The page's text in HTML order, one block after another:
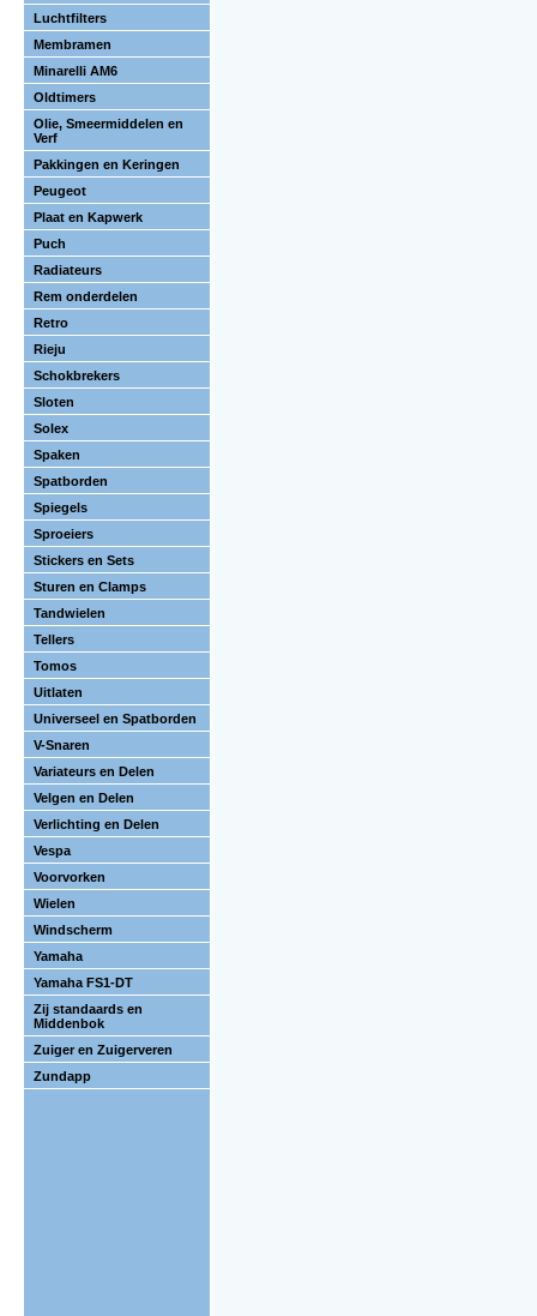
Luchtfilters
Membramen
Minarelli AM6
Oldtimers
Olie, Smeermiddelen en
Verf
Pakkingen en Keringen
Peugeot
Plaat en Kapwerk
Puch
Radiateurs
Rem onderdelen
Retro
Rieju
Schokbrekers
Sloten
Solex
Spaken
Spatborden
Spiegels
Sproeiers
Stickers en Sets
Sturen en Clamps
Tandwielen
Tellers
Tomos
Uitlaten
Universeel en Spatborden
V-Snaren
Variateurs en Delen
Velgen en Delen
Verlichting en Delen
Vespa
Voorvorken
Wielen
Windscherm
Yamaha
Yamaha FS1-DT
Zij standaards en
Middenbok
Zuiger en Zuigerveren
Zundapp